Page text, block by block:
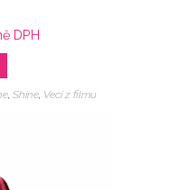
DPH
, Shine, Veci z filmu